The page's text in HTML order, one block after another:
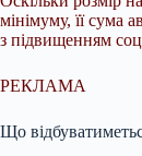
мінімуму, її сума
з підвищенням
РЕКЛАМА
Що